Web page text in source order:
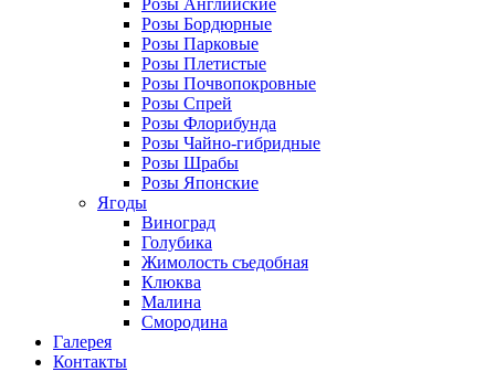
Розы Бордюрные
Розы Парковые
Розы Плетистые
Розы Почвопокровные
Розы Спрей
Розы Флорибунда
Розы Чайно-гибридные
Розы Шрабы
Розы Японские
Ягоды
Виноград
Голубика
Жимолость съедобная
Клюква
Малина
Смородина
Галерея
Контакты